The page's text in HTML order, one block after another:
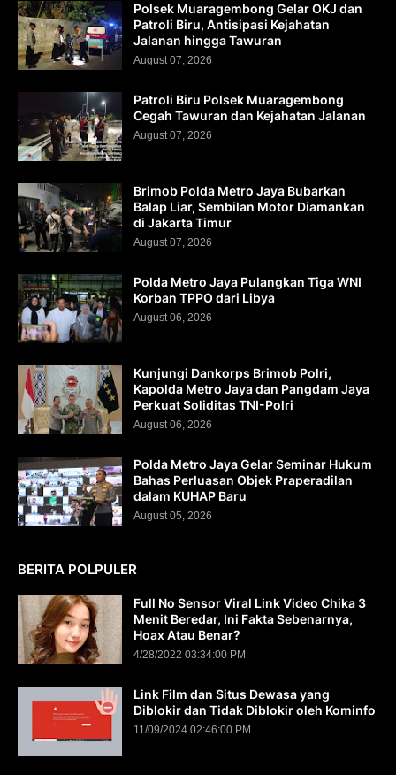
Polsek Muaragembong Gelar OKJ dan
Patroli Biru, Antisipasi Kejahatan
Jalanan hingga Tawuran
August 07, 2026
Patroli Biru Polsek Muaragembong
Cegah Tawuran dan Kejahatan Jalanan
August 07, 2026
Brimob Polda Metro Jaya Bubarkan
Balap Liar, Sembilan Motor Diamankan
di Jakarta Timur
August 07, 2026
Polda Metro Jaya Pulangkan Tiga WNI
Korban TPPO dari Libya
August 06, 2026
Kunjungi Dankorps Brimob Polri,
Kapolda Metro Jaya dan Pangdam Jaya
Perkuat Soliditas TNI-Polri
August 06, 2026
Polda Metro Jaya Gelar Seminar Hukum
Bahas Perluasan Objek Praperadilan
dalam KUHAP Baru
August 05, 2026
BERITA POLPULER
Full No Sensor Viral Link Video Chika 3
Menit Beredar, Ini Fakta Sebenarnya,
Hoax Atau Benar?
4/28/2022 03:34:00 PM
Link Film dan Situs Dewasa yang
Diblokir dan Tidak Diblokir oleh Kominfo
11/09/2024 02:46:00 PM